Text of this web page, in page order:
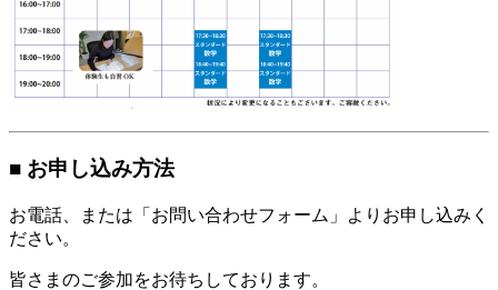
■ お申し込み方法
お電話、または「お問い合わせフォーム」よりお申し込みく
ださい。
皆さまのご参加をお待ちしております。